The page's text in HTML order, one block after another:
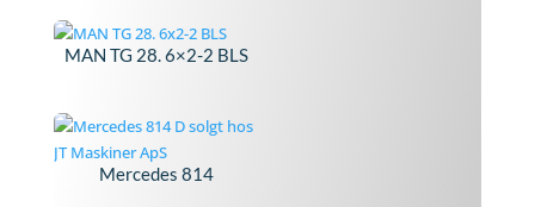
MAN TG 28. 6×2-2 BLS
Mercedes 814